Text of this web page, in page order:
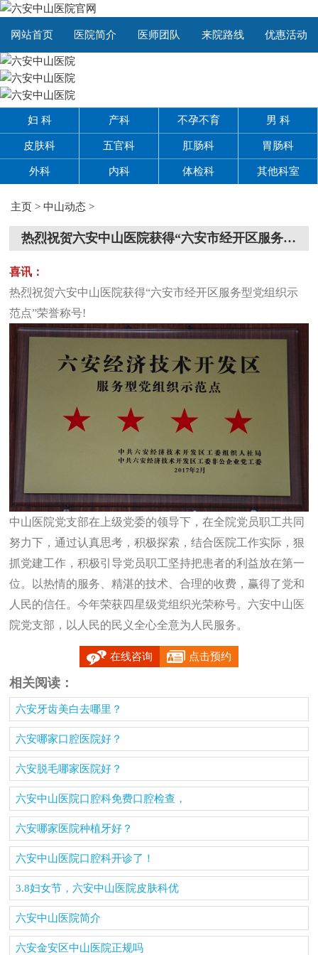
网站首页 医院简介 医师团队 来院路线 优惠活动
妇 科 产科 不孕不育 男 科
皮肤科 五官科 肛肠科 胃肠科
外科 内科 体检科 其他科室
主页 > 中山动态 >
热烈祝贺六安中山医院获得“六安市经开区服务型党组织示范点”荣
喜讯：
热烈祝贺六安中山医院获得“六安市经开区服务型党组织示
范点”荣誉称号!
中山医院党支部在上级党委的领导下，在全院党员职工共同
努力下，通过认真思考，积极探索，结合医院工作实际，狠
抓党建工作，积极引导党员职工坚持把患者的利益放在第一
位。以热情的服务、精湛的技术、合理的收费，赢得了党和
人民的信任。今年荣获四星级党组织光荣称号。六安中山医
院党支部，以人民的民义全心全意为人民服务。
在线咨询 点击预约
相关阅读：
六安牙齿美白去哪里？
六安哪家口腔医院好？
六安脱毛哪家医院好？
六安中山医院口腔科免费口腔检查，
六安哪家医院种植牙好？
六安中山医院口腔科开诊了！
3.8妇女节，六安中山医院皮肤科优
六安中山医院简介
六安金安区中山医院正规吗